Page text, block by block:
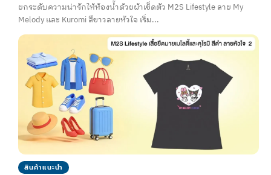
ยกระดับความน่ารักให้ห้องน้ำด้วยผ้าเช็ดตัว M2S Lifestyle ลาย My
Melody และ Kuromi สีขาวลายหัวใจ เริ่ม...
สินค้าแนะนำ